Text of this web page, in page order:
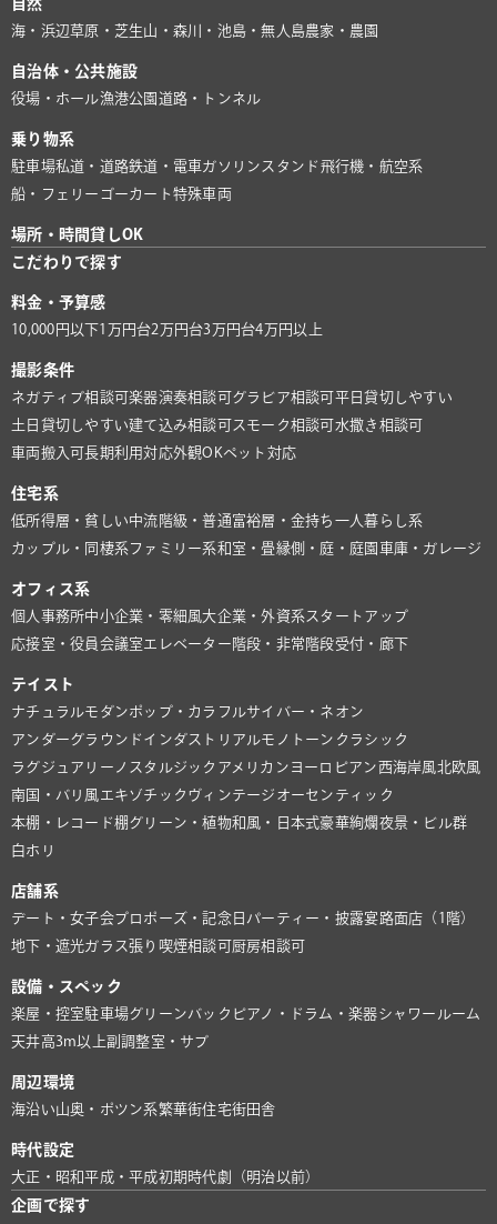
海・浜辺草原・芝生山・森川・池 島・無人島農家・農園
自治体・公共施設
役場・ホール漁港公園 道路・トンネル
乗り物系
駐車場私道・道路鉄道・電車ガソリンスタンド 飛行機・航空系
船・フェリー ゴーカート特殊車両
場所・時間貸しOK
こだわりで探す
料金・予算感
10,000円以下1万円台2万円台3万円台4万円以上
撮影条件
ネガティブ相談可楽器演奏相談可グラビア相談可平日貸切しやすい
土日貸切しやすい建て込み相談可スモーク相談可水撒き相談可
車両搬入可長期利用対応外観OKペット対応
住宅系
低所得層・貧しい中流階級・普通富裕層・金持ち 一人暮らし系
カップル・同棲系ファミリー系和室・畳縁側・庭・庭園 車庫・ガレージ
オフィス系
個人事務所中小企業・零細風大企業・外資系スタートアップ
応接室・役員会議室 エレベーター階段・非常階段受付・廊下
テイスト
ナチュラルモダンポップ・カラフルサイバー・ネオン
アンダーグラウンド インダストリアルモノトーン クラシック
ラグジュアリー ノスタルジック アメリカン ヨーロピアン西海岸風 北欧風
南国・バリ風 エキゾチック ヴィンテージ オーセンティック
本棚・レコード棚グリーン・植物和風・日本式豪華絢爛夜景・ビル群
白ホリ
店舗系
デート・女子会プロポーズ・記念日 パーティー・披露宴路面店（1階）
地下・遮光ガラス張り 喫煙相談可厨房相談可
設備・スペック
楽屋・控室駐車場グリーンバック ピアノ・ドラム・楽器シャワールーム
天井高3m以上副調整室・サブ
周辺環境
海沿い山奥・ポツン系繁華街住宅街田舎
時代設定
大正・昭和平成・平成初期時代劇（明治以前）
企画で探す